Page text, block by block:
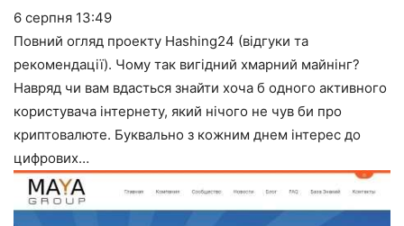
6 серпня 13:49
Повний огляд проекту Hashing24 (відгуки та
рекомендації). Чому так вигідний хмарний майнінг?
Навряд чи вам вдасться знайти хоча б одного активного
користувача інтернету, який нічого не чув би про
криптовалюте. Буквально з кожним днем інтерес до
цифрових…